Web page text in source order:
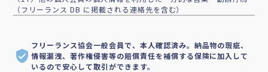
（フリーランス DB に掲載される連絡先を含む）
フリーランス協会一般会員で、本人確認済み。納品物の瑕疵、
情報漏洩、著作権侵害等の賠償責任を補償する保険に加入して
いるので安心して取引ができます。